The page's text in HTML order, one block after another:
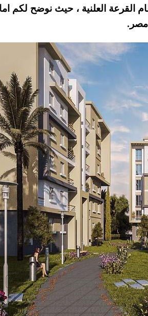
القرعة العلنية ، حيث نوضح لكم
مصر.